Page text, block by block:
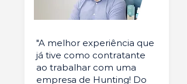
"A melhor experiência que
já tive como contratante
ao trabalhar com uma
empresa de Hunting! Do